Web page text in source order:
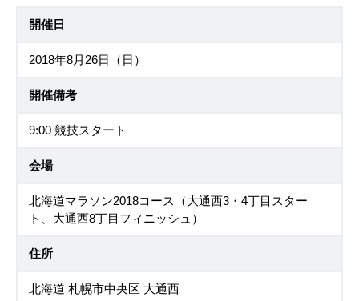
開催日
2018年8月26日（日）
開催備考
9:00 競技スタート
会場
北海道マラソン2018コース（大通西3・4丁目スター
ト、大通西8丁目フィニッシュ）
住所
北海道 札幌市中央区 大通西